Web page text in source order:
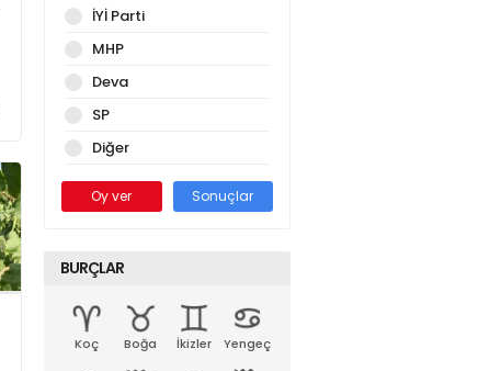
İYİ Parti
MHP
Deva
SP
Diğer
Oy ver Sonuçlar
BURÇLAR
Koç Boğa İkizler Yengeç